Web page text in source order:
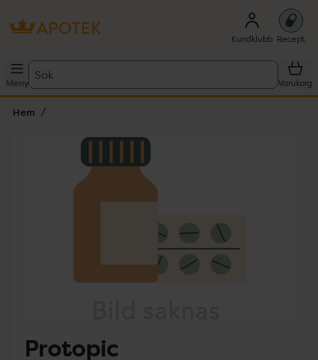
Kundklubb Recept
Meny
Sök
Varukorg
Hem
Lista: . Innehåller 1 objekt.
Protopic